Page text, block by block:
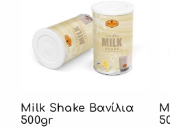
Milk Shake Βανίλια
500gr